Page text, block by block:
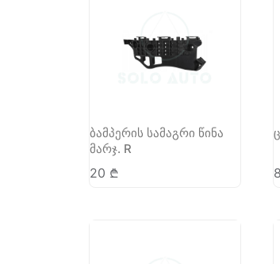
ბამპერის სამაგრი წინა
მარჯ. R
20 ₾